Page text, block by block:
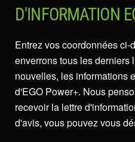
D'INFORMATION
Entrez vos coordonnées ci-
enverrons tous les derniers
nouvelles, les informations
d'EGO Power+. Nous
recevoir la lettre
d'avis, vous pouvez vous